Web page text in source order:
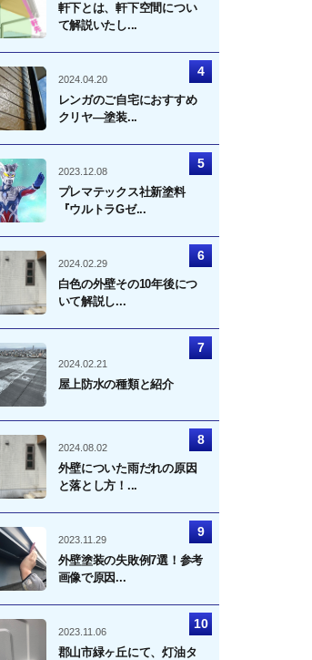
軒下とは、軒下空間につい
て解説いたし...
2024.04.20
レンガのご自宅におすすめ
クリヤ―塗装...
2023.12.08
プレマテックス社新塗料
『ウルトラGゼ...
2024.02.29
白色の外壁その10年後につ
いて解説し...
2024.02.21
屋上防水の種類と紹介
2024.08.02
外壁についた雨だれの原因
と落とし方！...
2023.11.29
外壁塗装の失敗例7選！参考
画像で原因...
2023.11.06
郡山市緑ヶ丘にて、灯油タ